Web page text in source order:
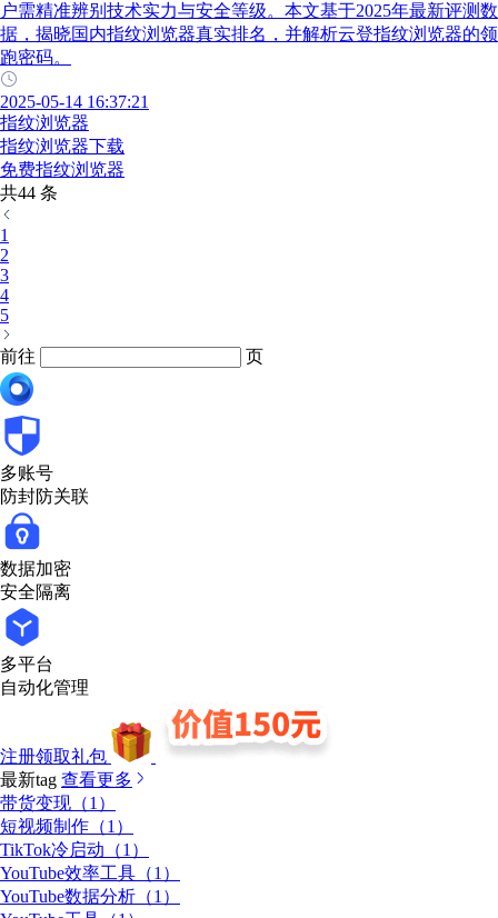
户需精准辨别技术实力与安全等级。本文基于2025年最新评测数
据，揭晓国内指纹浏览器真实排名，并解析云登指纹浏览器的领
跑密码。
2025-05-14 16:37:21
指纹浏览器
指纹浏览器下载
免费指纹浏览器
共44 条
1
2
3
4
5
前往 页
多账号
防封防关联
数据加密
安全隔离
多平台
自动化管理
注册领取礼包
最新tag 查看更多
带货变现（1）
短视频制作（1）
TikTok冷启动（1）
YouTube效率工具（1）
YouTube数据分析（1）